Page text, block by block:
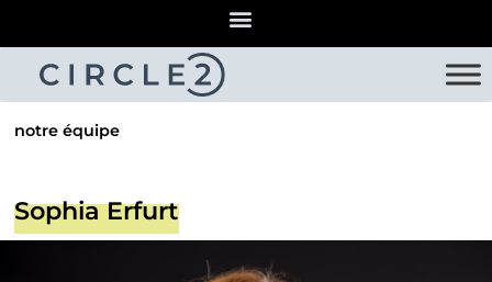
notre équipe
Sophia Erfurt